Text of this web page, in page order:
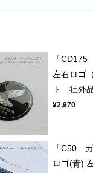
「
左右ロゴ
ト 社外品
¥2,970
「C50
ロゴ(青)